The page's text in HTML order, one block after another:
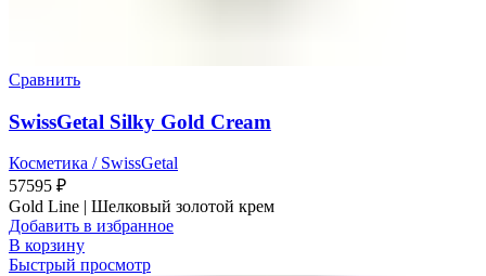
Сравнить
SwissGetal​ ​Silky Gold Cream​
Косметика / SwissGetal
57595 ₽
Gold Line | Шелковый золотой крем
Добавить в избранное
В корзину
Быстрый просмотр